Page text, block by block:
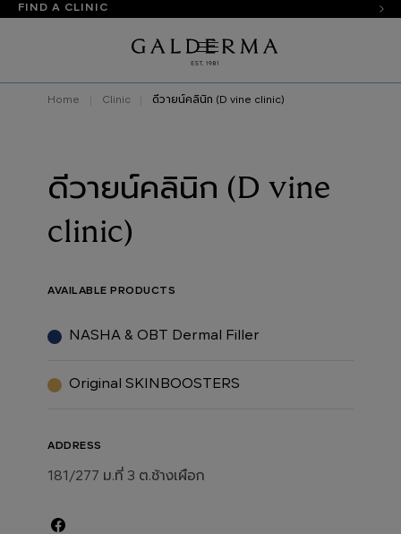
FIND A CLINIC
Home Clinic ดีวายน์คลินิก (D vine clinic)
ดีวายน์คลินิก (D vine
clinic)
AVAILABLE PRODUCTS
NASHA & OBT Dermal Filler
Original SKINBOOSTERS
ADDRESS
181/277 ม.ที่ 3 ต.ช้างเผือก